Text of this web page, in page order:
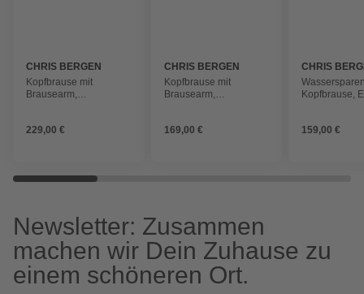
CHRIS BERGEN
Kopfbrause mit
Brausearm,
229,00 €
CHRIS BERGEN
Kopfbrause mit
Brausearm,
169,00 €
CHRIS
Kopfbrause,
159,00 €
Newsletter: Zusammen
machen wir Dein Zuhause zu
einem schöneren Ort.